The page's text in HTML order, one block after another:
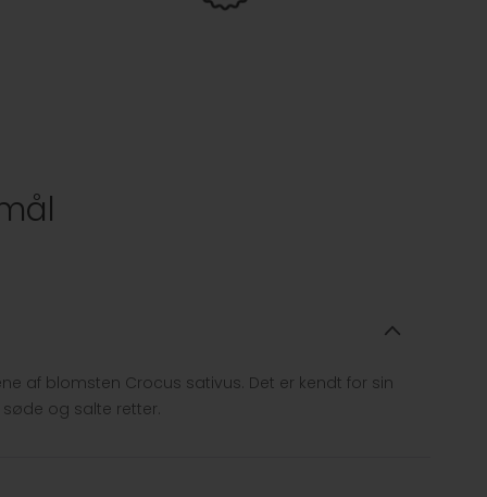
af blomsten Crocus sativus. Det er kendt for sin
og salte retter.